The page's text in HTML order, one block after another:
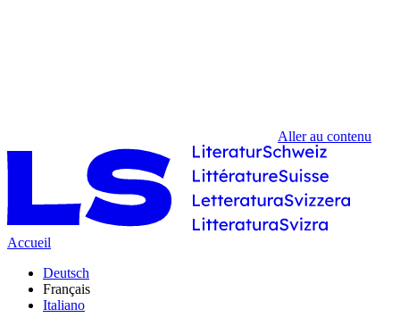
Aller au contenu
Accueil
Deutsch
Français
Italiano